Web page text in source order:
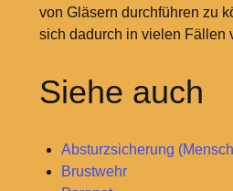
von Gläsern durchführen zu
sich dadurch in vielen Fällen
Siehe auch
Absturzsicherung
Brustwehr